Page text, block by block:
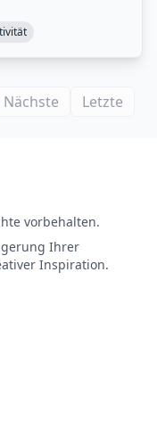
Nächste Letzte
vorbehalten.
Ihrer
Inspiration.